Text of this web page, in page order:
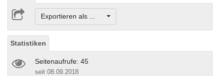
Exportieren als ...
Statistiken
Seitenaufrufe: 45
seit 08.09.2018